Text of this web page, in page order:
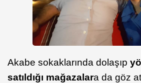
Akabe sokaklarında dolaşıp
satıldığı mağazalara da göz